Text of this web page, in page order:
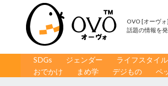
OVO [オーヴォ]
話題の情報を
コンテンツへ移動
SDGs ジェンダー ライフスタイル
おでかけ
まめ学 デジもの ペ